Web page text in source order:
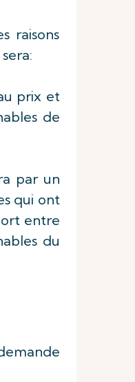
raisons
prix et
de
par un
qui ont
entre
du